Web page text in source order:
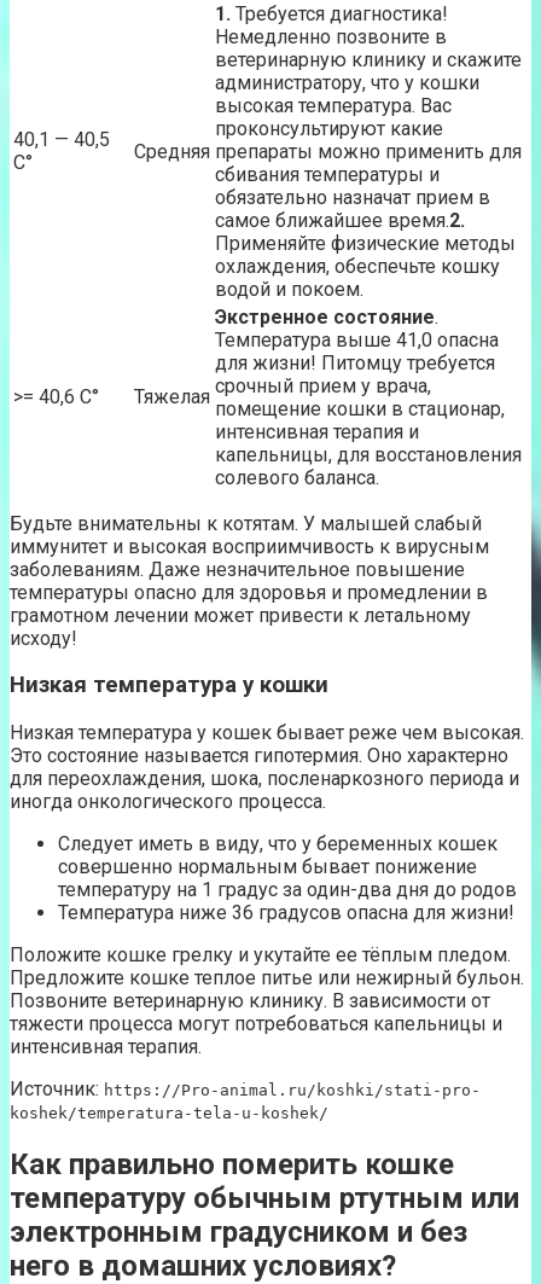
40,1 — 40,5
C°
Средняя
1. Требуется диагностика!
Немедленно позвоните в
ветеринарную клинику и скажите
администратору, что у кошки
высокая температура. Вас
проконсультируют какие
препараты можно применить для
сбивания температуры и
обязательно назначат прием в
самое ближайшее время.2.
Применяйте физические методы
охлаждения, обеспечьте кошку
водой и покоем.
>= 40,6 C° Тяжелая
Экстренное состояние.
Температура выше 41,0 опасна
для жизни! Питомцу требуется
срочный прием у врача,
помещение кошки в стационар,
интенсивная терапия и
капельницы, для восстановления
солевого баланса.
Будьте внимательны к котятам. У малышей слабый
иммунитет и высокая восприимчивость к вирусным
заболеваниям. Даже незначительное повышение
температуры опасно для здоровья и промедлении в
грамотном лечении может привести к летальному
исходу!
Низкая температура у кошки
Низкая температура у кошек бывает реже чем высокая.
Это состояние называется гипотермия. Оно характерно
для переохлаждения, шока, посленаркозного периода и
иногда онкологического процесса.
Следует иметь в виду, что у беременных кошек
совершенно нормальным бывает понижение
температуру на 1 градус за один-два дня до родов
Температура ниже 36 градусов опасна для жизни!
Положите кошке грелку и укутайте ее тёплым пледом.
Предложите кошке теплое питье или нежирный бульон.
Позвоните ветеринарную клинику. В зависимости от
тяжести процесса могут потребоваться капельницы и
интенсивная терапия.
Источник: https://Pro-animal.ru/koshki/stati-pro-
koshek/temperatura-tela-u-koshek/
Как правильно померить кошке
температуру обычным ртутным или
электронным градусником и без
него в домашних условиях?